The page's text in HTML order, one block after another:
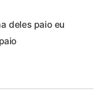
deles paio eu